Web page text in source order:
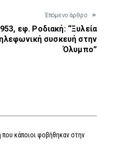
Έπόμενο άρθρο
εφ. Ροδιακή: “Ξυλεία
συσκευή στην
Όλυμπο”
που κάποιοι φοβήθηκαν στην